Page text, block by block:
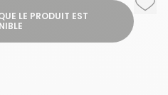
LE PRODUIT EST